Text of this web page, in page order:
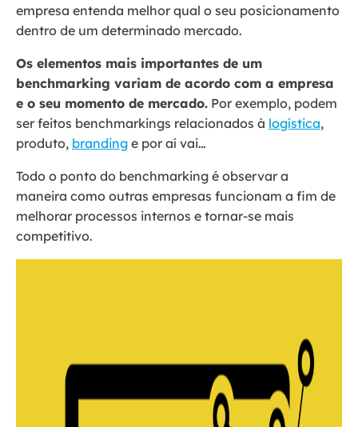
empresa entenda melhor qual o seu posicionamento
dentro de um determinado mercado.
Os elementos mais importantes de um
benchmarking variam de acordo com a empresa
e o seu momento de mercado. Por exemplo, podem
ser feitos benchmarkings relacionados à logística,
produto, branding e por aí vai…
Todo o ponto do benchmarking é observar a
maneira como outras empresas funcionam a fim de
melhorar processos internos e tornar-se mais
competitivo.